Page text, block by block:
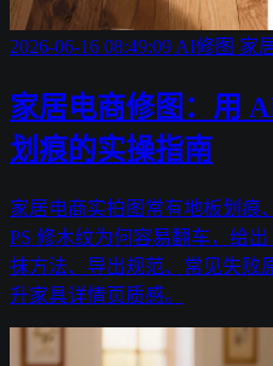
2026-06-16 08:49:09AI修图 家
家居电商修图：用
划痕的实操指南
家居电商实拍图常有地板划痕
PS 修木纹为何容易翻车，给
抹方法、导出规范、常见失败
升家具详情页质感。